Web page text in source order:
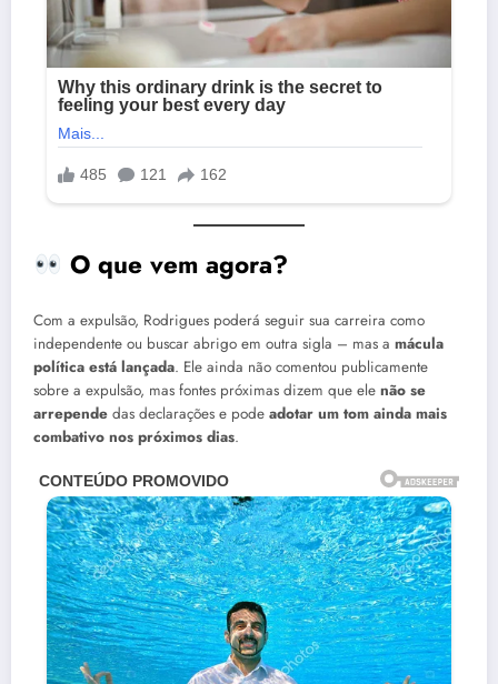
O que vem agora?
Com a expulsão, Rodrigues poderá seguir sua carreira como
independente ou buscar abrigo em outra sigla – mas a mácula
política está lançada. Ele ainda não comentou publicamente
sobre a expulsão, mas fontes próximas dizem que ele não se
arrepende das declarações e pode adotar um tom ainda mais
combativo nos próximos dias.